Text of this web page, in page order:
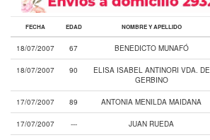
FECHA EDAD NOMBRE Y APELLIDO
18/07/2007 67 BENEDICTO MUNAFÓ
18/07/2007 90
ELISA ISABEL ANTINORI VDA. DE
GERBINO
17/07/2007 89 ANTONIA MENILDA MAIDANA
17/07/2007 --- JUAN RUEDA